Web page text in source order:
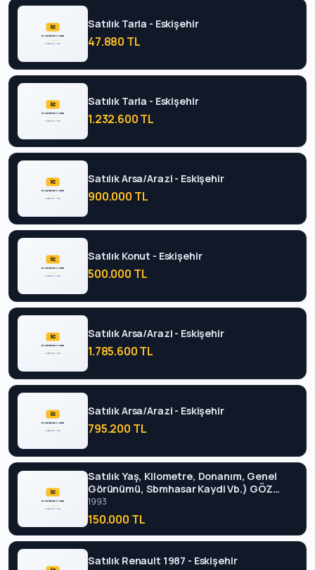
Satılık Tarla - Eskişehir
47.880 TL
Satılık Tarla - Eskişehir
1.232.600 TL
Satılık Arsa/Arazi - Eskişehir
900.000 TL
Satılık Konut - Eskişehir
500.000 TL
Satılık Arsa/Arazi - Eskişehir
1.785.600 TL
Satılık Arsa/Arazi - Eskişehir
795.200 TL
Satılık Yaş, Kilometre, Donanım, Genel
Görünümü, Sbmhasar Kaydi Vb.) GÖZ
Önüne Alinarak Mukayese Yapılmıştır. TÜM
BU Hesaplamalar Neticesinde 1993 -
Eskişehir
1993
150.000 TL
Satılık Renault 1987 - Eskişehir